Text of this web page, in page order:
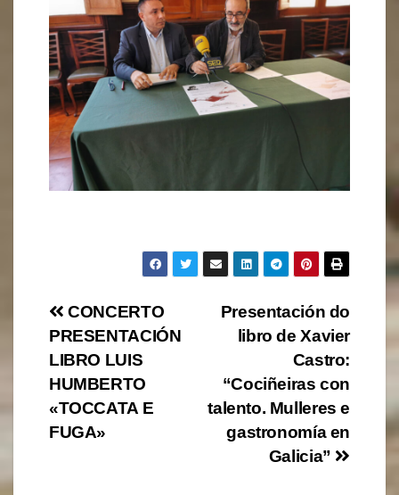
Navegación
de
entradas
Presentación do
libro de Xavier
Castro:
“Cociñeiras con
talento. Mulleres e
gastronomía en
Galicia”
CONCERTO
PRESENTACIÓN
LIBRO LUIS
HUMBERTO
«TOCCATA E
FUGA»